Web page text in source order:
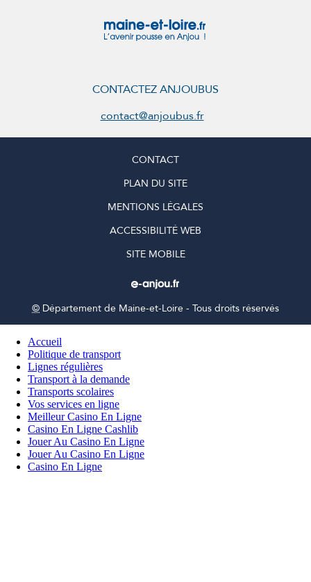
CONTACTEZ ANJOUBUS
contact@anjoubus.fr
CONTACT
PLAN DU SITE
MENTIONS LÉGALES
ACCESSIBILITÉ WEB
SITE MOBILE
© Département de Maine-et-Loire - Tous droits réservés
Accueil
Politique de transport
Lignes régulières
Transport à la demande
Transports scolaires
Vos services en ligne
Meilleur Casino En Ligne
Casino En Ligne Cashlib
Jouer Au Casino En Ligne
Jouer Au Casino En Ligne
Casino En Ligne